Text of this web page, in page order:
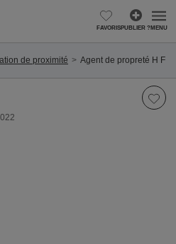
FAVORISPUBLIER ?MENU
de proximité Agent de propreté H F